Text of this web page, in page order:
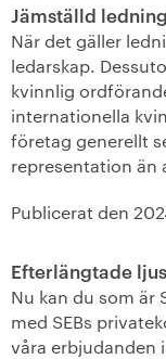
Jämställd
När det gäller
ledarskap.
kvinnlig
internationella
företag generellt
representation än
Publicerat den
Efterlängtade
Nu kan du som är
med SEBs
våra erbjudanden